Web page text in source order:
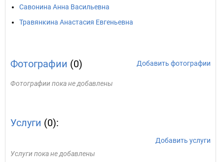
Савонина Анна Васильевна
Травянкина Анастасия Евгеньевна
Фотографии (0) Добавить фотографии
Фотографии пока не добавлены
Услуги (0):
Добавить услуги
Услуги пока не добавлены